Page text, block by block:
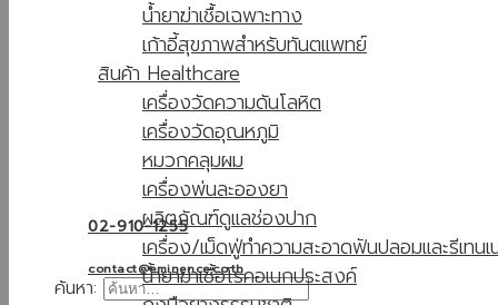
02-910-1255
contact@eminence.co.th
ค้นหา:
น้ำยาฆ่าเชื้อเฉพาะทาง
เก้าอี้สุขภาพสำหรับทันตแพทย์
สินค้า Healthcare
เครื่องวัดความดันโลหิต
เครื่องวัดอุณหภูมิ
หมวกคลุมผม
เครื่องพ่นละอองยา
ผลิตภัณฑ์ดูแลช่องปาก
เครื่อง/เม็ดฟู่ทำความสะอาดฟันปลอมและรีเทนเ
น้ำยาฆ่าเชื้อโรคอเนกประสงค์